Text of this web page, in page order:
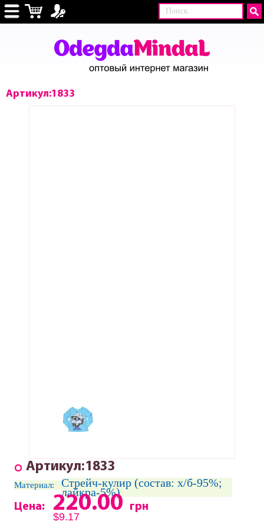
Артикул:1833
Артикул:1833
Материал: Стрейч-кулир (состав: х/б-95%;
лайкра-5%)
Цена: 220.00 грн
$9.17